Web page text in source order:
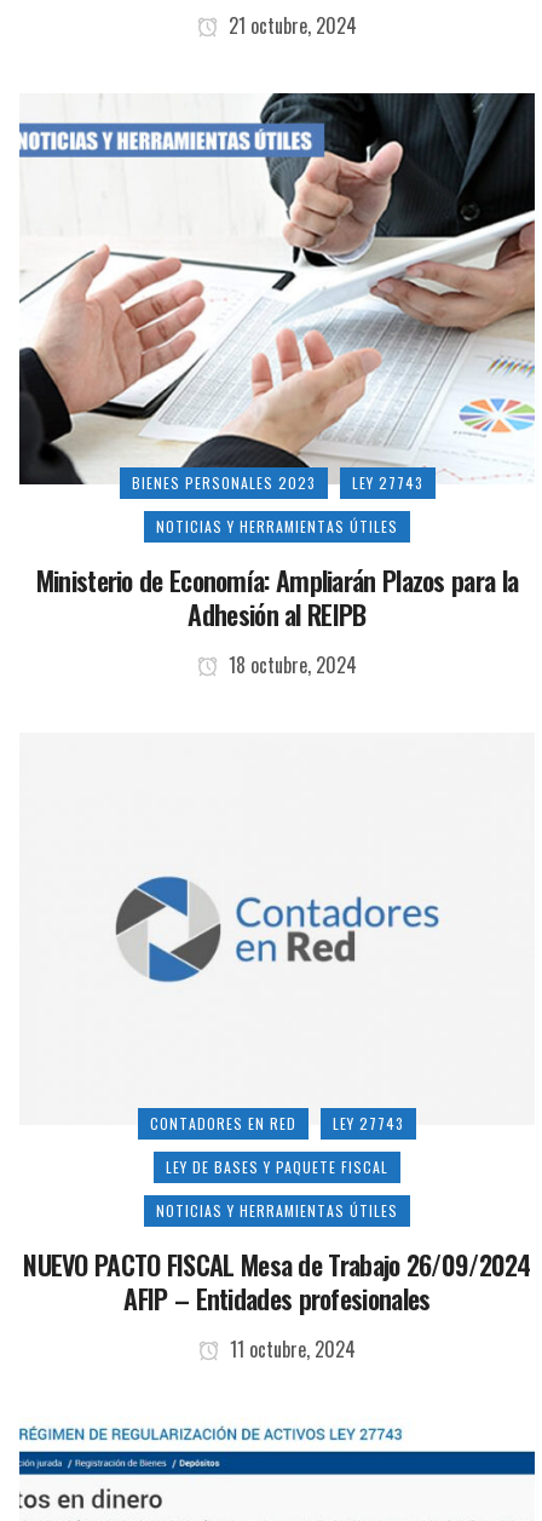
21 octubre, 2024
BIENES PERSONALES 2023 LEY 27743
NOTICIAS Y HERRAMIENTAS ÚTILES
Ministerio de Economía: Ampliarán Plazos para la
Adhesión al REIPB
18 octubre, 2024
CONTADORES EN RED LEY 27743
LEY DE BASES Y PAQUETE FISCAL
NOTICIAS Y HERRAMIENTAS ÚTILES
NUEVO PACTO FISCAL Mesa de Trabajo 26/09/2024
AFIP – Entidades profesionales
11 octubre, 2024